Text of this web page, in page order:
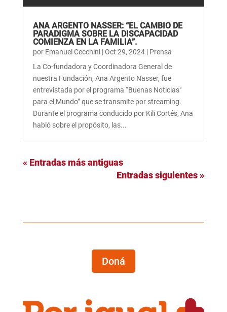
ANA ARGENTO NASSER: “EL CAMBIO DE
PARADIGMA SOBRE LA DISCAPACIDAD
COMIENZA EN LA FAMILIA”.
por Emanuel Cecchini|Oct 29, 2024| Prensa
La Co-fundadora y Coordinadora General de
nuestra Fundación, Ana Argento Nasser, fue
entrevistada por el programa “Buenas Noticias"
para el Mundo” que se transmite por streaming.
Durante el programa conducido por Kili Cortés, Ana
habló sobre el propósito, las...
« Entradas más antiguas
Entradas siguientes »
Doná